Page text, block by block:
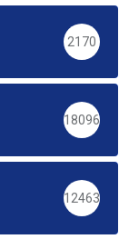
2170
18096
12463